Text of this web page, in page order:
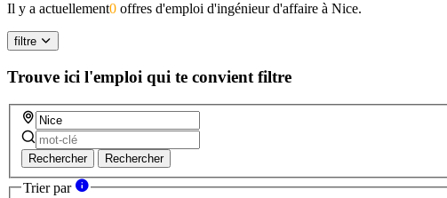
Il y a actuellement0 offres d'emploi d'ingénieur d'affaire à Nice.
filtre
Trouve ici l'emploi qui te convient filtre
Rechercher Rechercher
Trier par